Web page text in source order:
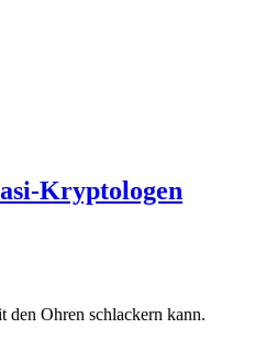
Kryptologen
den Ohren schlackern kann.